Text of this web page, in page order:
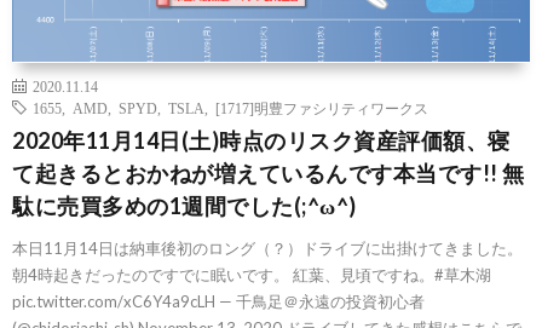
2020.11.14
1655
AMD SPYD TSLA [1717]明豊ファシリティワークス
2020年11月14日(土)時点のリスク資産評価額、寝
て起きるとおかねが増えているんです本当です!! 無
駄に売買多めの1週間でした(;^ω^)
本日11月14日は納車後初のロング（？）ドライブに出掛けてきました。
朝4時起きだったのですでに眠いです。 紅葉、見頃ですね。#草木湖
pic.twitter.com/xC6Y4a9cLH — 千鳥足＠永遠の投資初心者